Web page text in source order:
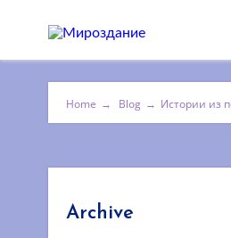
Home → Blog → Истории из
Archive